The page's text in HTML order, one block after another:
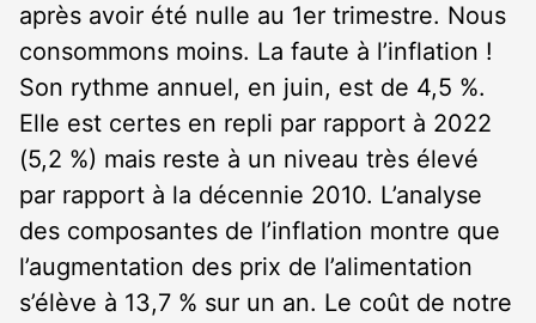
après avoir été nulle au 1er trimestre. Nous
consommons moins. La faute à l’inflation !
Son rythme annuel, en juin, est de 4,5 %.
Elle est certes en repli par rapport à 2022
(5,2 %) mais reste à un niveau très élevé
par rapport à la décennie 2010. L’analyse
des composantes de l’inflation montre que
l’augmentation des prix de l’alimentation
s’élève à 13,7 % sur un an. Le coût de notre